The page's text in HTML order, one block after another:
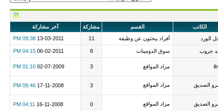
الكاتب القسم مشاركة
آخر مشاركة
الورد
أفراد يبحثون عن وظيفة 11
13-03-2011
09:38 PM
جروب سوق الدومينات 8
06-02-2011
04:15 PM
مزاد المواقع 3
02-07-2009
01:16 PM
الصديق مزاد المواقع 3
17-11-2008
09:46 PM
الصديق مزاد المواقع 0
16-11-2008
04:11 PM